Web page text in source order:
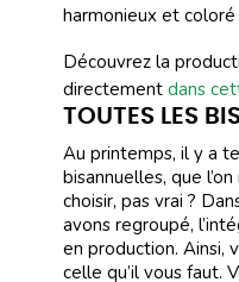
harmonieux et coloré
Découvrez la
directement dans
TOUTES LES
Au printemps, il y a
bisannuelles, que
choisir, pas vrai ?
avons regroupé,
en production. Ainsi,
celle qu’il vous faut.